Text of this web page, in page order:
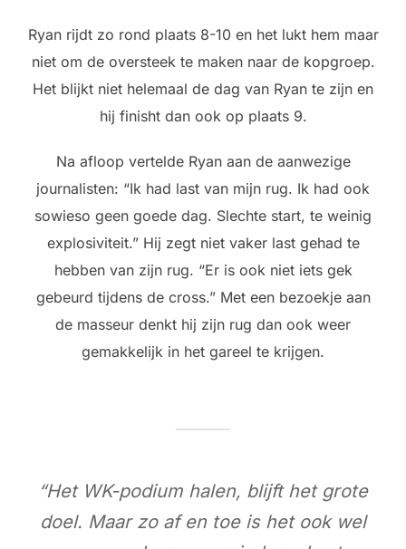
Ryan rijdt zo rond plaats 8-10 en het lukt hem maar
niet om de oversteek te maken naar de kopgroep.
Het blijkt niet helemaal de dag van Ryan te zijn en
hij finisht dan ook op plaats 9.
Na afloop vertelde Ryan aan de aanwezige
journalisten: “Ik had last van mijn rug. Ik had ook
sowieso geen goede dag. Slechte start, te weinig
explosiviteit.” Hij zegt niet vaker last gehad te
hebben van zijn rug. “Er is ook niet iets gek
gebeurd tijdens de cross.” Met een bezoekje aan
de masseur denkt hij zijn rug dan ook weer
gemakkelijk in het gareel te krijgen.
“Het WK-podium halen, blijft het grote
doel. Maar zo af en toe is het ook wel